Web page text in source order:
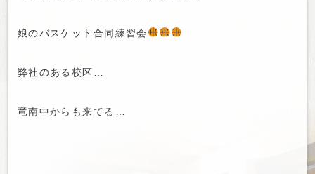
娘のバスケット合同練習会
弊社のある校区…
竜南中からも来てる…